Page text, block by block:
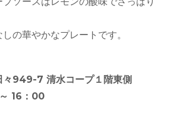
の華やかなプレートです。
々949-7 清水コープ１階東側
16：00